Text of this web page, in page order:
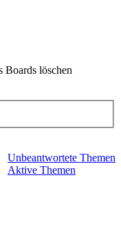
Boards löschen
Unbeantwortete Themen
Aktive Themen